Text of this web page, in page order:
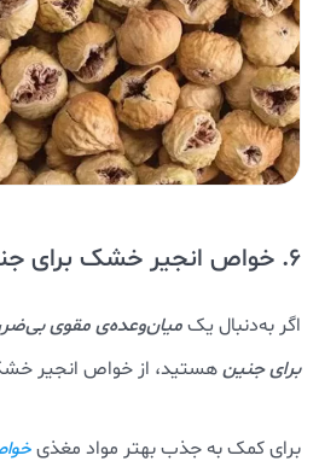
6. خواص انجیر خشک برای جنین
اگر به‌دنبال یکمیان‌وعده‌ی مقوی
برای جنینهستید، از خواص انجیر
برای کمک به جذب بهتر مواد مغذی